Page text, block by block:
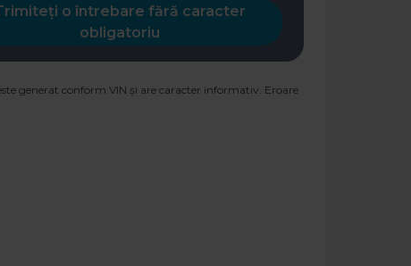
o întrebare fără caracter
obligatoriu
generat conform VIN și are caracter informativ. Eroare